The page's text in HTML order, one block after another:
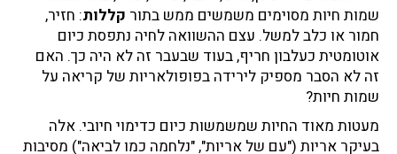
שמות חיות מסוימים משמשים ממש בתור קללות: חזיר,
חמור או כלב למשל. עצם ההשוואה לחיה נתפסת כיום
אוטומטית כעלבון חריף, בעוד שבעבר זה לא היה כך. האם
זה לא הסבר מספיק לירידה בפופולאריות של קריאה על
שמות חיות?
מעטות מאוד החיות שמשמשות כיום כדימוי חיובי. אלה
בעיקר אריות ("עם של אריות", "נלחמה כמו לביאה") מסיבות